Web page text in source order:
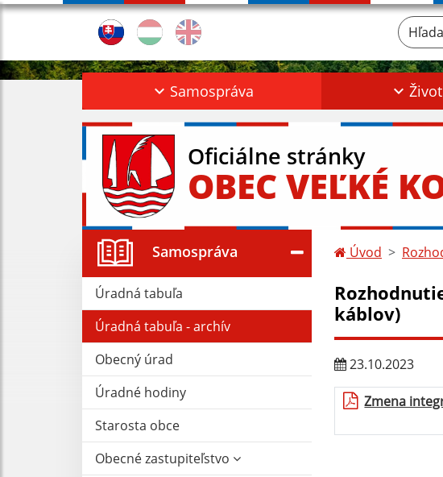
Samospráva
Oficiálne stránky
OBEC VEĽKÉ
Samospráva
Úradná tabuľa
Úradná tabuľa - archív
Obecný úrad
Úradné hodiny
Starosta obce
Obecné zastupiteľstvo
Úvod
káblov)
23.10.2023
Zmena